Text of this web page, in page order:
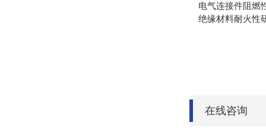
电气连接件阻燃
绝缘材料耐火性
在线咨询